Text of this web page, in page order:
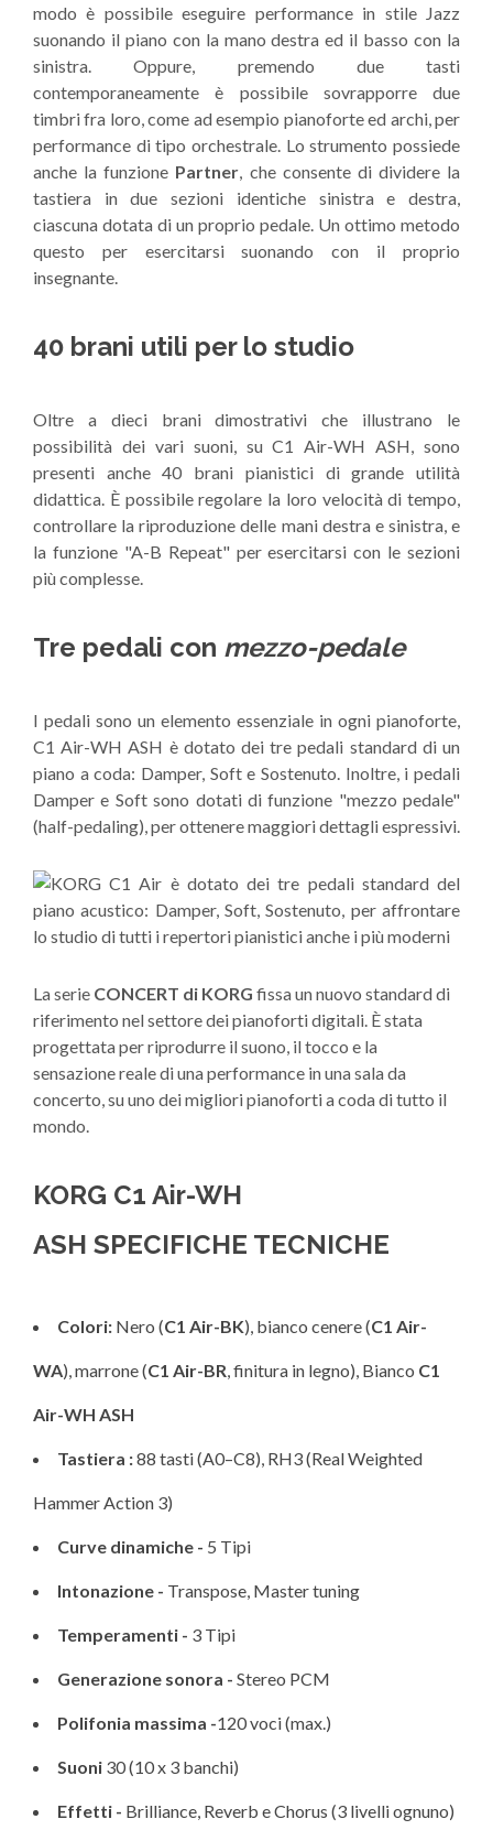
modo è possibile eseguire performance in stile Jazz
suonando il piano con la mano destra ed il basso con la
sinistra. Oppure, premendo due tasti
contemporaneamente è possibile sovrapporre due
timbri fra loro, come ad esempio pianoforte ed archi, per
performance di tipo orchestrale. Lo strumento possiede
anche la funzione Partner , che consente di dividere la
tastiera in due sezioni identiche sinistra e destra,
ciascuna dotata di un proprio pedale. Un ottimo metodo
questo per esercitarsi suonando con il proprio
insegnante.
40 brani utili per lo studio
Oltre a dieci brani dimostrativi che illustrano le
possibilità dei vari suoni, su C1 Air-WH ASH, sono
presenti anche 40 brani pianistici di grande utilità
didattica. È possibile regolare la loro velocità di tempo,
controllare la riproduzione delle mani destra e sinistra, e
la funzione "A-B Repeat" per esercitarsi con le sezioni
più complesse.
Tre pedali con mezzo-pedale
I pedali sono un elemento essenziale in ogni pianoforte,
C1 Air-WH ASH è dotato dei tre pedali standard di un
piano a coda: Damper, Soft e Sostenuto. Inoltre, i pedali
Damper e Soft sono dotati di funzione "mezzo pedale"
(half-pedaling), per ottenere maggiori dettagli espressivi.
La serie CONCERT di KORG fissa un nuovo standard di
riferimento nel settore dei pianoforti digitali. È stata
progettata per riprodurre il suono, il tocco e la
sensazione reale di una performance in una sala da
concerto, su uno dei migliori pianoforti a coda di tutto il
mondo.
KORG C1 Air-WH
ASH SPECIFICHE TECNICHE
Colori: Nero (C1 Air-BK), bianco cenere (C1 Air-
WA), marrone (C1 Air-BR , finitura in legno), Bianco C1
Air-WH ASH
Tastiera :88 tasti (A0–C8), RH3 (Real Weighted
Hammer Action 3)
Curve dinamiche - 5 Tipi
Intonazione - Transpose, Master tuning
Temperamenti - 3 Tipi
Generazione sonora - Stereo PCM
Polifonia massima -120 voci (max.)
Suoni 30 (10 x 3 banchi)
Effetti - Brilliance, Reverb e Chorus (3 livelli ognuno)